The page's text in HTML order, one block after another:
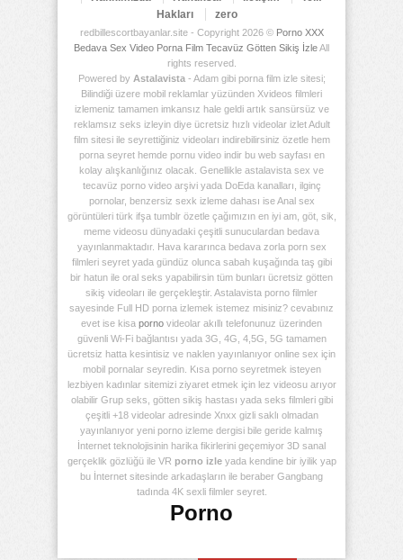
Hakları
zero
redbillescortbayanlar.site - Copyright 2026 © Porno XXX
Bedava Sex Video Porna Film Tecavüz Götten Sikiş İzleAll
rights reserved.
Powered by Astalavista- Adam gibi porna film izle sitesi;
Bilindiği üzere mobil reklamlar yüzünden Xvideos filmleri
izlemeniz tamamen imkansız hale geldi artık sansürsüz ve
reklamsız seks izleyin diye ücretsiz hızlı videolar izlet Adult
film sitesi ile seyrettiğiniz videoları indirebilirsiniz özetle hem
porna seyret hemde pornu video indir bu web sayfası en
kolay alışkanlığınız olacak. Genellikle astalavista sex ve
tecavüz porno video arşivi yada DoEda kanalları, ilginç
pornolar, benzersiz sexk izleme dahası ise Anal sex
görüntüleri türk ifşa tumblr özetle çağımızın en iyi am, göt, sik,
meme videosu dünyadaki çeşitli sunuculardan bedava
yayınlanmaktadır. Hava kararınca bedava zorla porn sex
filmleri seyret yada gündüz olunca sabah kuşağında taş gibi
bir hatun ile oral seks yapabilirsin tüm bunları ücretsiz götten
sikiş videoları ile gerçekleştir. Astalavista porno filmler
sayesinde Full HD porna izlemek istemez misiniz? cevabınız
evet ise kisa porno videolar akıllı telefonunuz üzerinden
güvenli Wi-Fi bağlantısı yada 3G, 4G, 4,5G, 5G tamamen
ücretsiz hatta kesintisiz ve naklen yayınlanıyor online sex için
mobil pornalar seyredin. Kısa porno seyretmek isteyen
lezbiyen kadınlar sitemizi ziyaret etmek için lez videosu arıyor
olabilir Grup seks, götten sikiş hastası yada seks filmleri gibi
çeşitli +18 videolar adresinde Xnxx gizli saklı olmadan
yayınlanıyor yeni porno izleme dergisi bile geride kalmış
İnternet teknolojisinin harika fikirlerini geçemiyor 3D sanal
gerçeklik gözlüğü ile VR porno izleyada kendine bir iyilik yap
bu İnternet sitesinde arkadaşların ile beraber Gangbang
tadında 4K sexli filmler seyret.
Porno